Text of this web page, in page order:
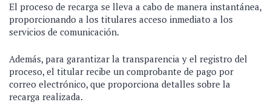
El proceso de recarga se lleva a cabo de manera instantánea,
proporcionando a los titulares acceso inmediato a los
servicios de comunicación.
Además, para garantizar la transparencia y el registro del
proceso, el titular recibe un comprobante de pago por
correo electrónico, que proporciona detalles sobre la
recarga realizada.